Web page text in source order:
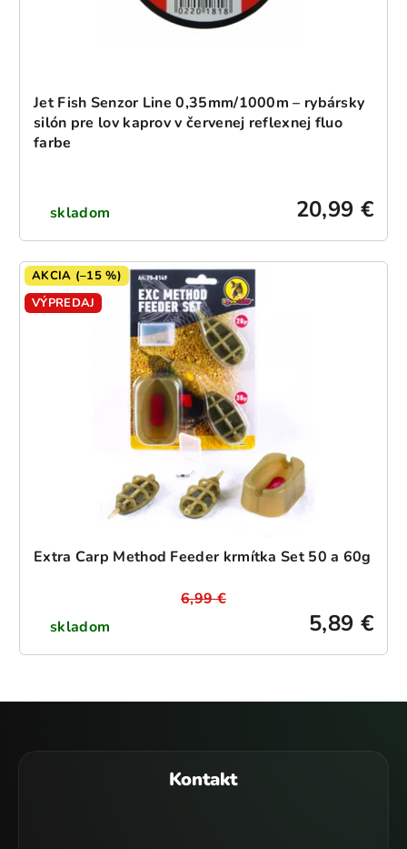
Jet Fish Senzor Line 0,35mm/1000m – rybársky
silón pre lov kaprov v červenej reflexnej fluo
farbe
skladom 20,99 €
AKCIA (–15 %)
VÝPREDAJ
Extra Carp Method Feeder krmítka Set 50 a 60g
skladom 5,89 €
6,99 €
Kontakt